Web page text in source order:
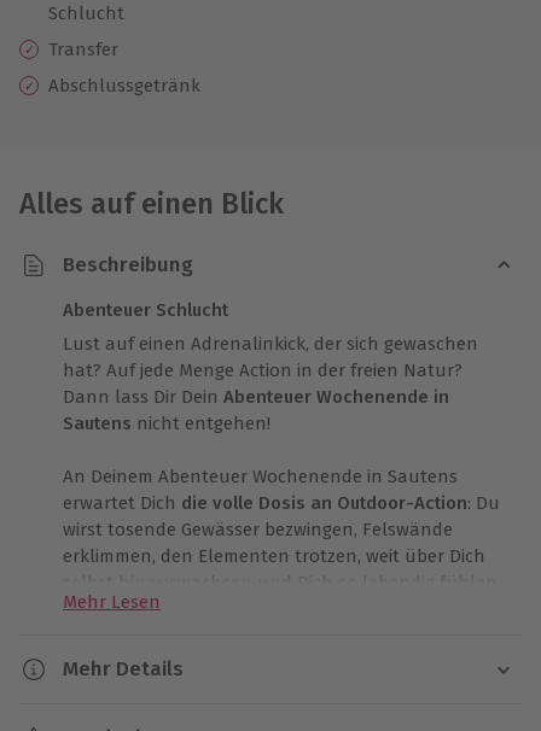
Schlucht
Transfer
Abschlussgetränk
Alles auf einen Blick
Beschreibung
Abenteuer Schlucht
Lust auf einen Adrenalinkick, der sich gewaschen
hat? Auf jede Menge Action in der freien Natur?
Dann lass Dir Dein Abenteuer Wochenende in
Sautens nicht entgehen!
An Deinem Abenteuer Wochenende in Sautens
erwartet Dich die volle Dosis an Outdoor-Action: Du
wirst tosende Gewässer bezwingen, Felswände
erklimmen, den Elementen trotzen, weit über Dich
selbst hinauswachsen und Dich so lebendig fühlen
wie vielleicht noch nie zuvor! Das Beste an diesem
entscheiden musst, sondern Dich bei gleich zwei der
Mehr Lesen
Mehr Details